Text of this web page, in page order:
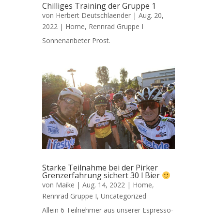
Chilliges Training der Gruppe 1
von Herbert Deutschlaender |Aug. 20,
2022 | Home, Rennrad Gruppe I
Sonnenanbeter Prost.
Starke Teilnahme bei der Pirker
Grenzerfahrung sichert 30 l Bier
von Maike |Aug. 14, 2022 | Home,
Rennrad Gruppe I,Uncategorized
Allein 6 Teilnehmer aus unserer Espresso-